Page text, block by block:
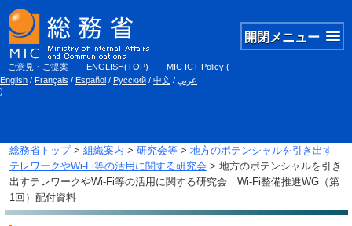
開閉メニュー
ご意見・ご提案 ENGLISH(TOP) MIC ICT Policy (
English / Français / Español / Русский / 中文 / عربي
)
総務省トップ> 組織案内 > 研究会等> 地方のポテンシャルを引き出す
テレワークやWi-Fi等の活用に関する研究会 > 地方のポテンシャルを引き
出すテレワークやWi-Fi等の活用に関する研究会 Wi-Fi整備推進WG（第
1回）配付資料